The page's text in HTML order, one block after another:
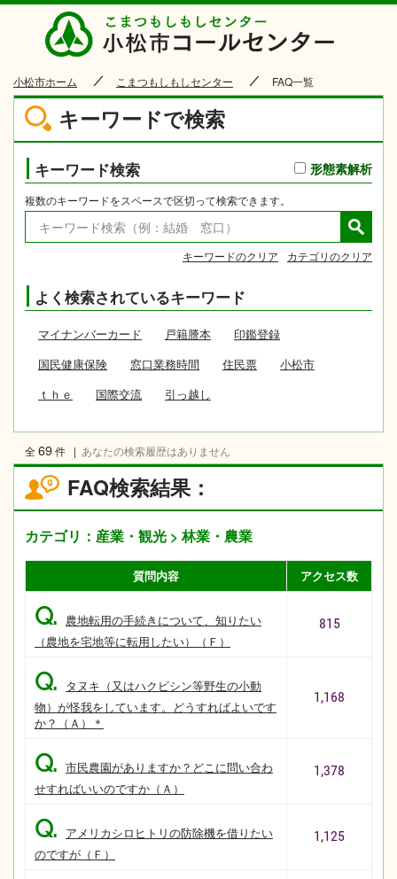
小松市ホーム こまつもしもしセンター FAQ一覧
キーワードで検索
キーワード検索 形態素解析
複数のキーワードをスペースで区切って検索できます。
キーワードのクリア カテゴリのクリア
よく検索されているキーワード
マイナンバーカード 戸籍謄本
印鑑登録
国民健康保険
窓口業務時間 住民票
小松市
ｔｈｅ
国際交流 引っ越し
FAQ検索結果：
カテゴリ：産業・観光 > 林業・農業
全69件 | あなたの検索履歴はありません
質問内容 アクセス数
Q. 農地転用の手続きについて、知りたい
（農地を宅地等に転用したい）（Ｆ）
815
Q. タヌキ（又はハクビシン等野生の小動
物）が怪我をしています。どうすればよいです
か？（Ａ）＊
1,168
Q. 市民農園がありますか？どこに問い合わ
せすればいいのですか（Ａ）
1,378
Q. アメリカシロヒトリの防除機を借りたい
のですが（Ｆ）
1,125